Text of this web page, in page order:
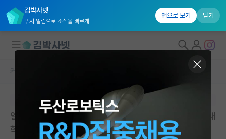
김박사넷
푸시 알림으로 소식을 빠르게
앱으로 보기 닫기
국내대학원 정보
연구실&오픈랩
커뮤니티 홈
본문이 수정되지 않는 박제글입니다.
일반대학원 2026학년도 후기 1차 모집 안내 | 한국공학대
학교 대학원 | 마감: 2026.06.12. 15:00